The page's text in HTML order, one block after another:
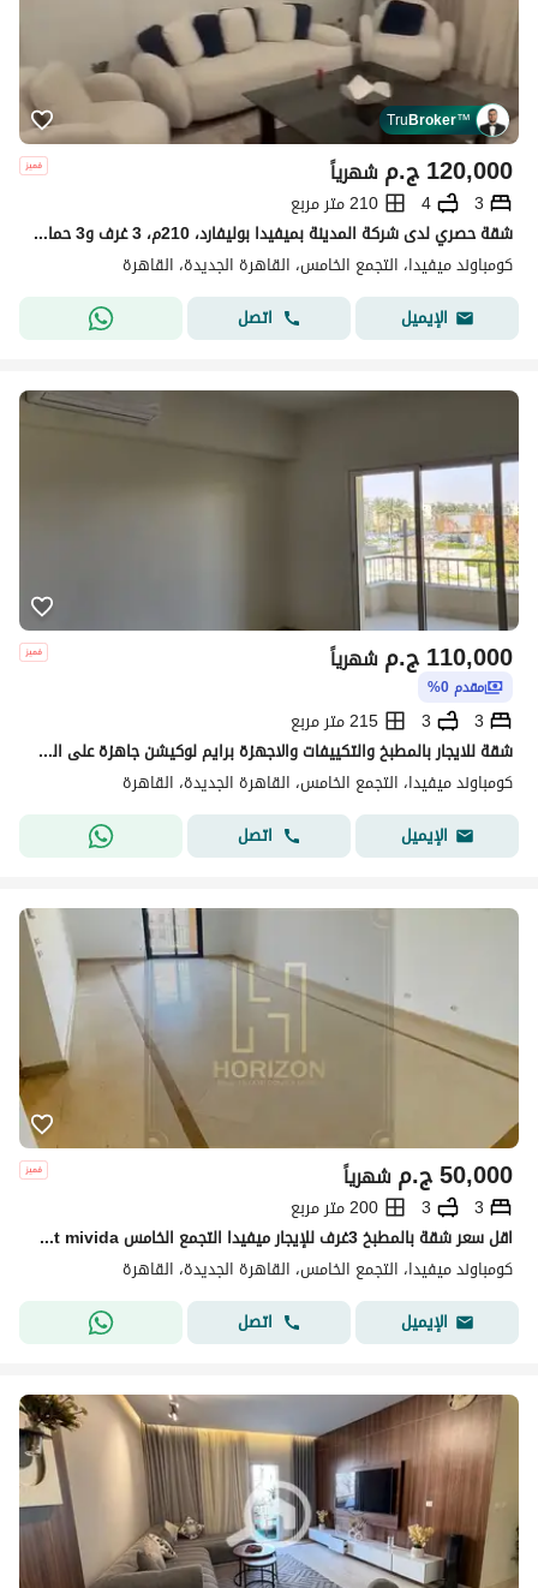
TruBroker™
ج.م120,000 شهرياً
3
4
210 متر مربع
شقة حصري لدى شركة المدينة بميفيدا بوليفارد، 210م، 3 غرف و3 حمامات، غرفة مربية، فرش راقي، جاهزة للسكن، اتصل الآن للحجز
كومباوند ميفيدا، التجمع الخامس، القاهرة الجديدة، القاهرة
الإيميل
اتصل
ج.م110,000 شهرياً
مقدم 0%
3
3
215 متر مربع
شقة للايجار بالمطبخ والتكييفات والاجهزة برايم لوكيشن جاهزة على المعاينة والسكن فورا فى كمبوند ميفيدا القاهرة الجديدة
كومباوند ميفيدا، التجمع الخامس، القاهرة الجديدة، القاهرة
الإيميل
اتصل
ج.م50,000 شهرياً
3
3
200 متر مربع
اقل سعر شقة بالمطبخ 3غرف للإيجار ميفيدا التجمع الخامس apartment rent mivida
كومباوند ميفيدا، التجمع الخامس، القاهرة الجديدة، القاهرة
الإيميل
اتصل